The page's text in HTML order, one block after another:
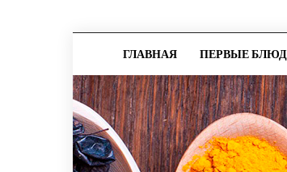
ГЛАВНАЯ ПЕРВЫЕ